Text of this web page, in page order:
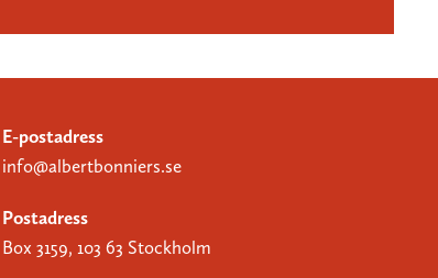
E-postadress
info@albertbonniers.se
Postadress
Box 3159, 103 63 Stockholm